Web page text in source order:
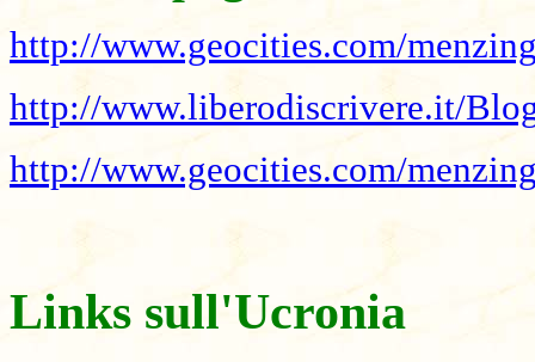
http://www.geocities.com/
http://www.liberodiscrivere.it/
http://www.geocities.com/
Links sull'Ucronia